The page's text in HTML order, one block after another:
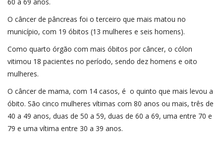
O câncer de pâncreas foi o terceiro que mais matou no
município, com 19 óbitos (13 mulheres e seis homens).
Como quarto órgão com mais óbitos por câncer, o cólon
vitimou 18 pacientes no período, sendo dez homens e oito
mulheres.
O câncer de mama, com 14 casos, é o quinto que mais levou a
óbito. São cinco mulheres vítimas com 80 anos ou mais, três de
40 a 49 anos, duas de 50 a 59, duas de 60 a 69, uma entre 70 e
79 e uma vítima entre 30 a 39 anos.